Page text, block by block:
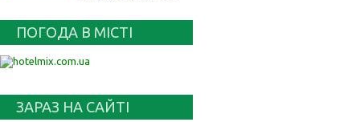
ПОГОДА В МІСТІ
ЗАРАЗ НА САЙТІ